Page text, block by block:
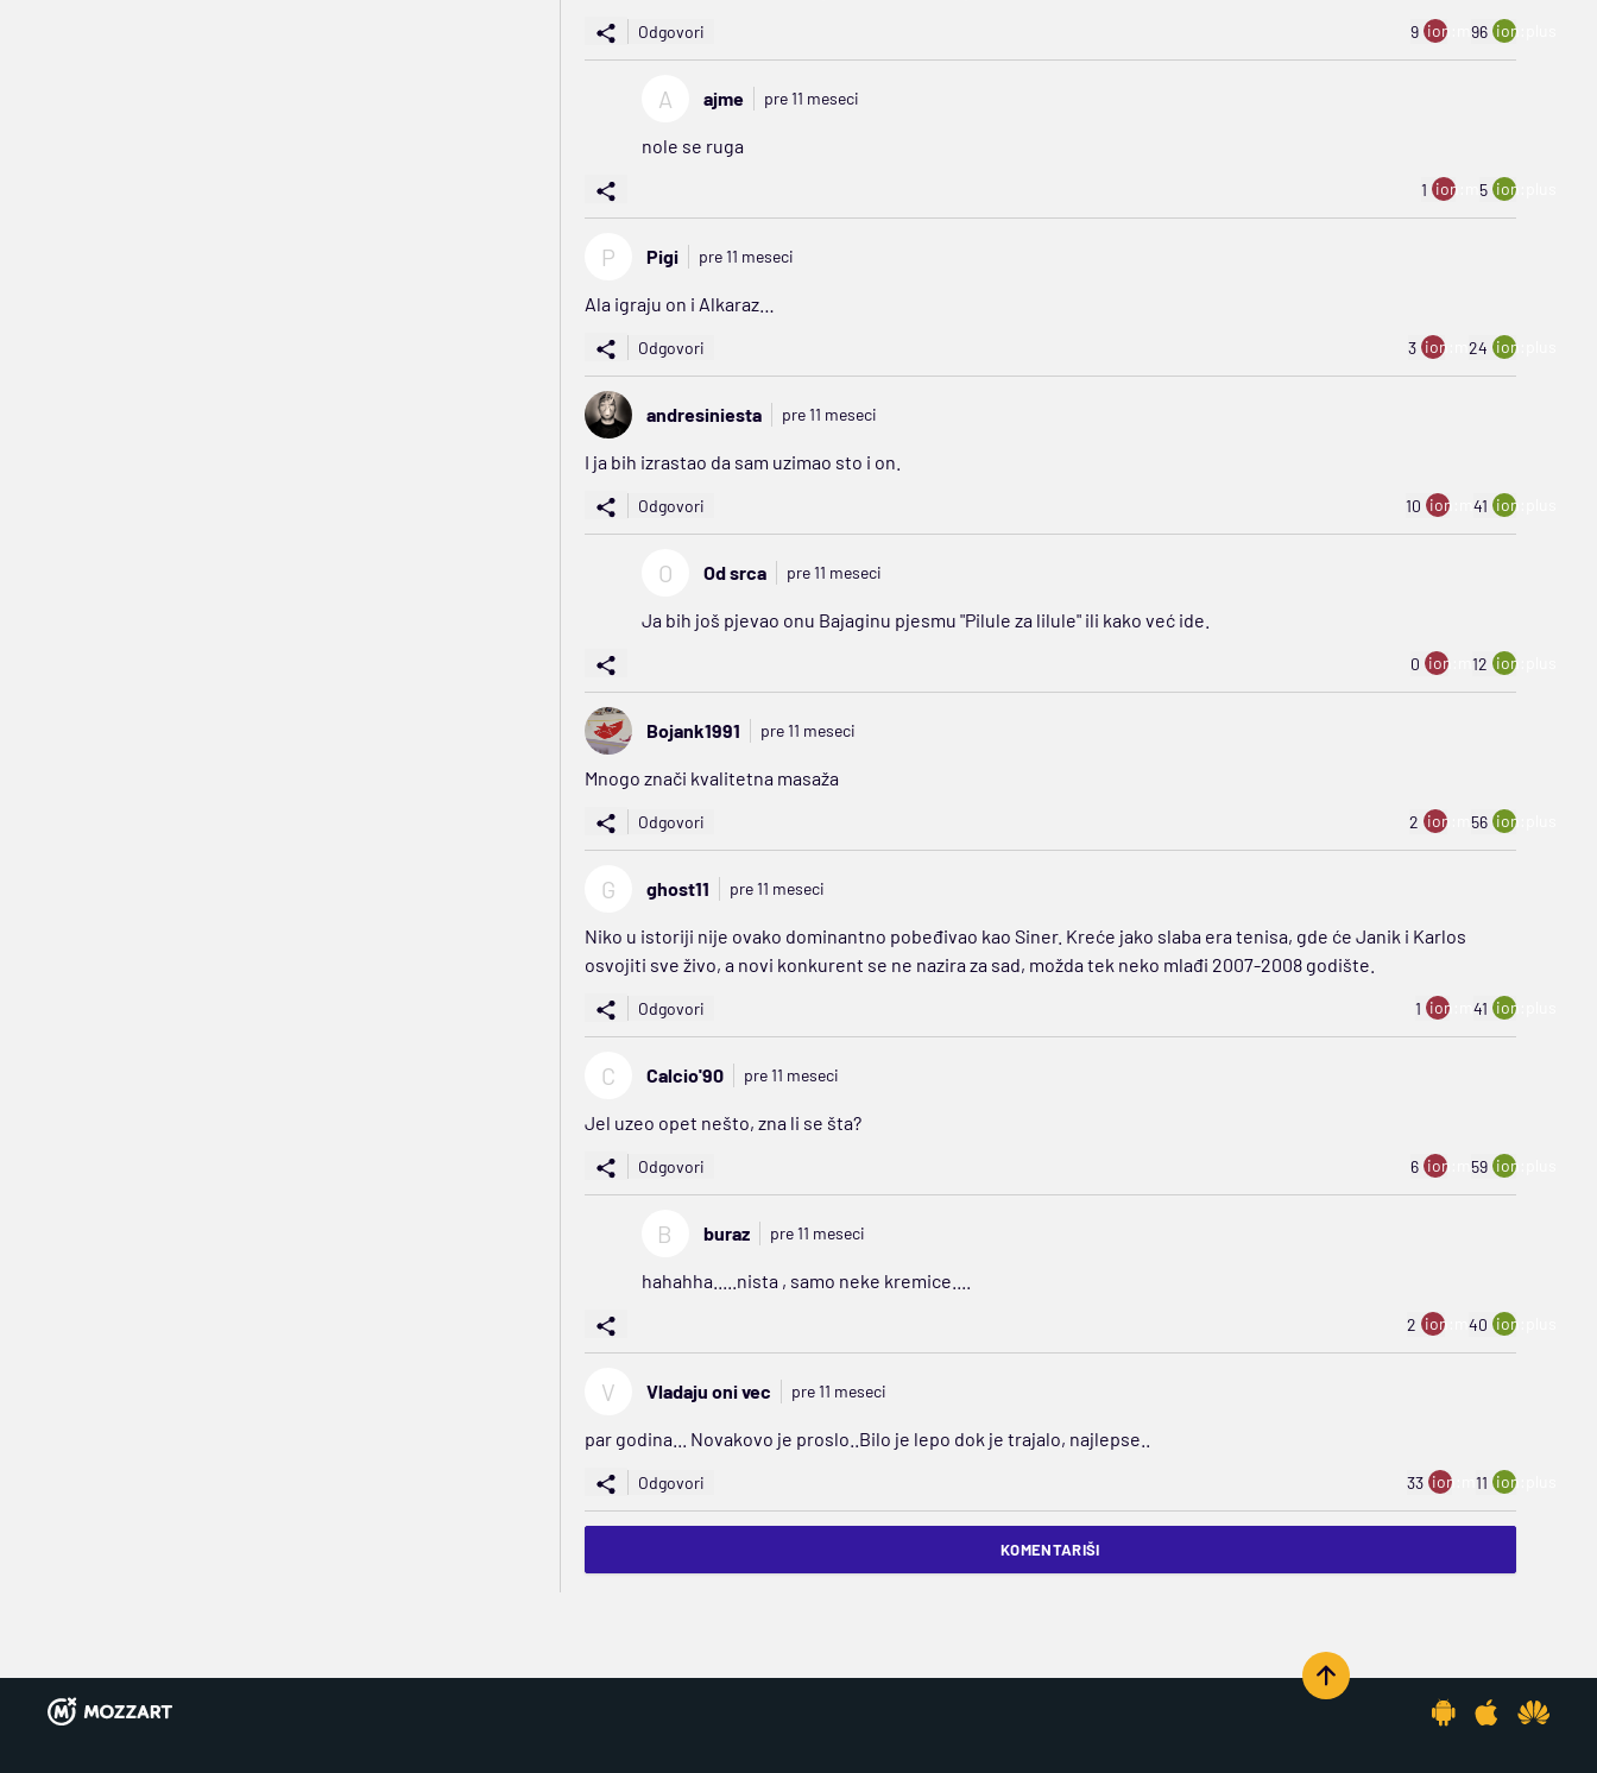
Odgovori 9 ion:minus
96 ion:plus
A ajme pre 11 meseci
nole se ruga
1 ion:minus
5 ion:plus
P Pigi pre 11 meseci
Ala igraju on i Alkaraz…
Odgovori 3 ion:minus
24 ion:plus
andresiniesta pre 11 meseci
I ja bih izrastao da sam uzimao sto i on.
Odgovori 10 ion:minus
41 ion:plus
O Od srca pre 11 meseci
Ja bih još pjevao onu Bajaginu pjesmu "Pilule za lilule" ili kako već ide.
0 ion:minus
12 ion:plus
Bojank1991 pre 11 meseci
Mnogo znači kvalitetna masaža
Odgovori 2 ion:minus
56 ion:plus
G ghost11 pre 11 meseci
Niko u istoriji nije ovako dominantno pobeđivao kao Siner. Kreće jako slaba era tenisa, gde će Janik i Karlos
osvojiti sve živo, a novi konkurent se ne nazira za sad, možda tek neko mlađi 2007-2008 godište.
Odgovori 1 ion:minus
41 ion:plus
C Calcio'90 pre 11 meseci
Jel uzeo opet nešto, zna li se šta?
Odgovori 6 ion:minus
59 ion:plus
B buraz pre 11 meseci
hahahha.....nista , samo neke kremice....
2 ion:minus
40 ion:plus
V Vladaju oni vec pre 11 meseci
par godina... Novakovo je proslo..Bilo je lepo dok je trajalo, najlepse..
Odgovori 33 ion:minus
11 ion:plus
KOMENTARIŠI